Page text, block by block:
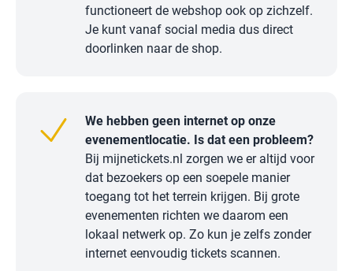
functioneert de webshop ook op zichzelf.
Je kunt vanaf social media dus direct
doorlinken naar de shop.
We hebben geen internet op onze
evenementlocatie. Is dat een probleem?
Bij mijnetickets.nl zorgen we er altijd voor
dat bezoekers op een soepele manier
toegang tot het terrein krijgen. Bij grote
evenementen richten we daarom een
lokaal netwerk op. Zo kun je zelfs zonder
internet eenvoudig tickets scannen.